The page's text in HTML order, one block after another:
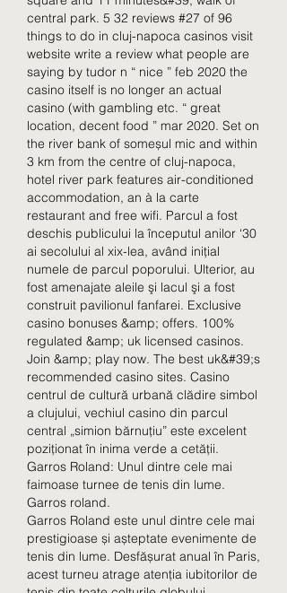
central park. 5 32 reviews #27 of 96
things to do in cluj-napoca casinos visit
website write a review what people are
saying by tudor n “ nice ” feb 2020 the
casino itself is no longer an actual
casino (with gambling etc. “ great
location, decent food ” mar 2020. Set on
the river bank of someșul mic and within
3 km from the centre of cluj-napoca,
hotel river park features air-conditioned
accommodation, an à la carte
restaurant and free wifi. Parcul a fost
deschis publicului la începutul anilor ‘30
ai secolului al xix-lea, având iniţial
numele de parcul poporului. Ulterior, au
fost amenajate aleile şi lacul şi a fost
construit pavilionul fanfarei. Exclusive
casino bonuses &amp; offers. 100%
regulated &amp; uk licensed casinos.
Join &amp; play now. The best uk&#39;s
recommended casino sites. Casino
centrul de cultură urbană clădire simbol
a clujului, vechiul casino din parcul
central „simion bărnuțiu” este excelent
poziționat în inima verde a cetății.
Garros Roland: Unul dintre cele mai
faimoase turnee de tenis din lume.
Garros roland.
Garros Roland este unul dintre cele mai
prestigioase și așteptate evenimente de
tenis din lume. Desfășurat anual în Paris,
acest turneu atrage atenția iubitorilor de